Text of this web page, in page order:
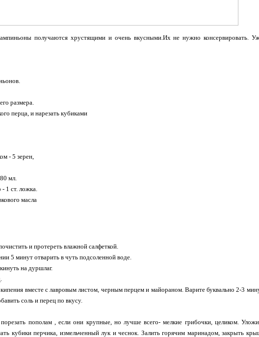
получаются хрустящими и очень вкусными.Их не нужно консервировать.
размера.
перца, и нарезать кубиками
- 5 зерен,
мл.
- 1 ст. ложка.
масла
и протереть влажной салфеткой.
5 минут отварить в чуть подсоленной воде.
на дуршлаг.
вместе с лавровым листом, черным перцем и майораном. Варите буквально 2-3
соль и перец по вкусу.
пополам , если они крупные, но лучше всего- мелкие грибочки, целиком.
кубики перчика, измельченный лук и чеснок. Залить горячим маринадом, закрыть